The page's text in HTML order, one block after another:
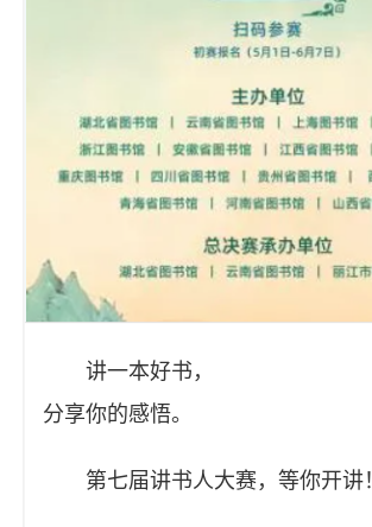
讲一本好书，
分享你的感悟。
第七届讲书人大赛，等你开讲！